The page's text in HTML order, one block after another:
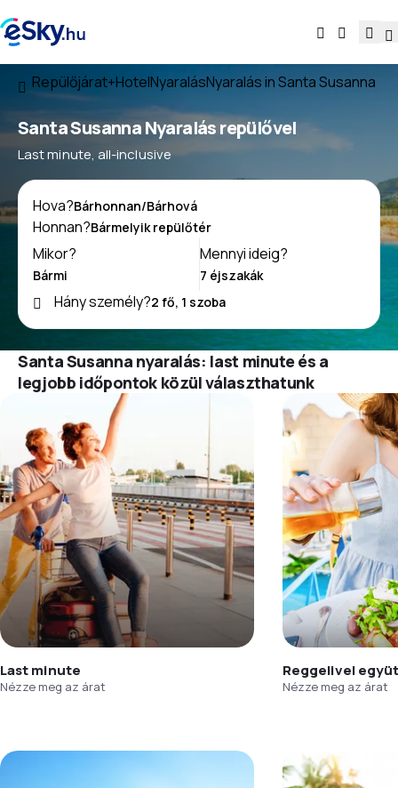
Repülőjárat+HotelNyaralásNyaralás in Santa Susanna
Santa Susanna Nyaralás repülővel
Last minute, all-inclusive
Hova?
Honnan?
Mikor?
Mennyi ideig?
Hány személy?
Santa Susanna nyaralás: last minute és a
legjobb időpontok közül választhatunk
Last minute
Nézze meg az árat
Reggelivel
Nézze meg az árat